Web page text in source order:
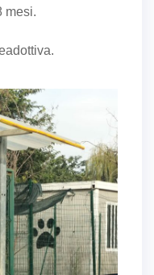
mesi.